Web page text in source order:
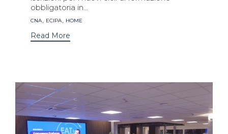
obbligatoria in...
Tags
CNA, ECIPA, HOME
Read More